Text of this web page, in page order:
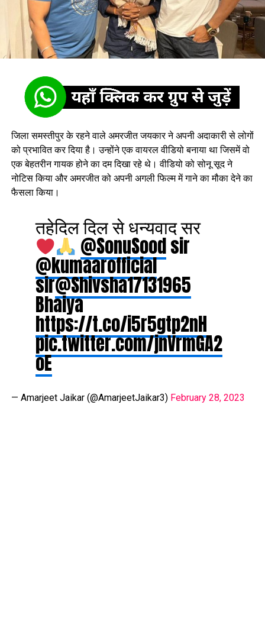
जिला समस्तीपुर के रहने वाले अमरजीत जयकार ने अपनी अदाकारी से लोगों
को प्रभावित कर दिया है। उन्होंने एक वायरल वीडियो बनाया था जिसमें वो
एक बेहतरीन गायक होने का दम दिखा रहे थे। वीडियो को सोनू सूद ने
नोटिस किया और अमरजीत को अपनी अगली फिल्म में गाने का मौका देने का
फैसला किया।
तहेदिल दिल से धन्यवाद सर
@SonuSoodsir
@kumaarofficial
sir@Shivsha17131965
Bhaiya
https://t.co/i5r5gtp2nH
pic.twitter.com/jnVrmGA2
oE
— Amarjeet Jaikar (@AmarjeetJaikar3) February 28, 2023